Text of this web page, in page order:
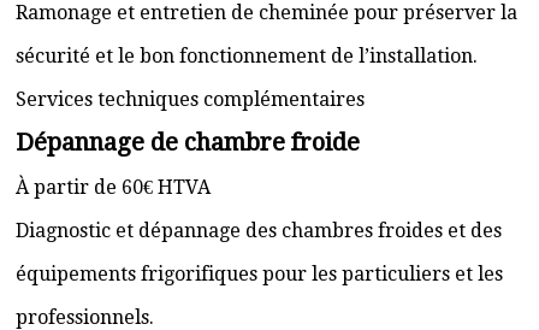
Ramonage et entretien de cheminée pour préserver la
sécurité et le bon fonctionnement de l’installation.
Services techniques complémentaires
Dépannage de chambre froide
À partir de 60€ HTVA
Diagnostic et dépannage des chambres froides et des
équipements frigorifiques pour les particuliers et les
professionnels.